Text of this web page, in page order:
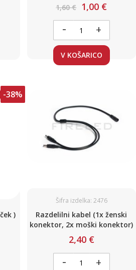
1,60 € 1,00 €
- +
V KOŠARICO
-38%
)
Šifra izdelka: 2476
Razdelilni kabel (1x ženski
konektor, 2x moški konektor)
2,40 €
- +